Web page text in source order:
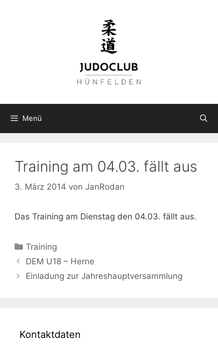
Menü
Training am 04.03. fällt aus
3. März 2014 von JanRodan
Das Training am Dienstag den 04.03. fällt aus.
Kategorien
Training
Beitrags-
Navigation
DEM U18 – Herne
Einladung zur Jahreshauptversammlung
Kontaktdaten